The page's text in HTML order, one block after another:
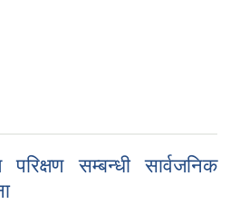
परिक्षण सम्बन्धी सार्वजनिक